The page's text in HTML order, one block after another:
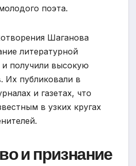
поэта.
Шаганова
литературной
получили высокую
Их публиковали в
и газетах, что
в узких кругах
и признание